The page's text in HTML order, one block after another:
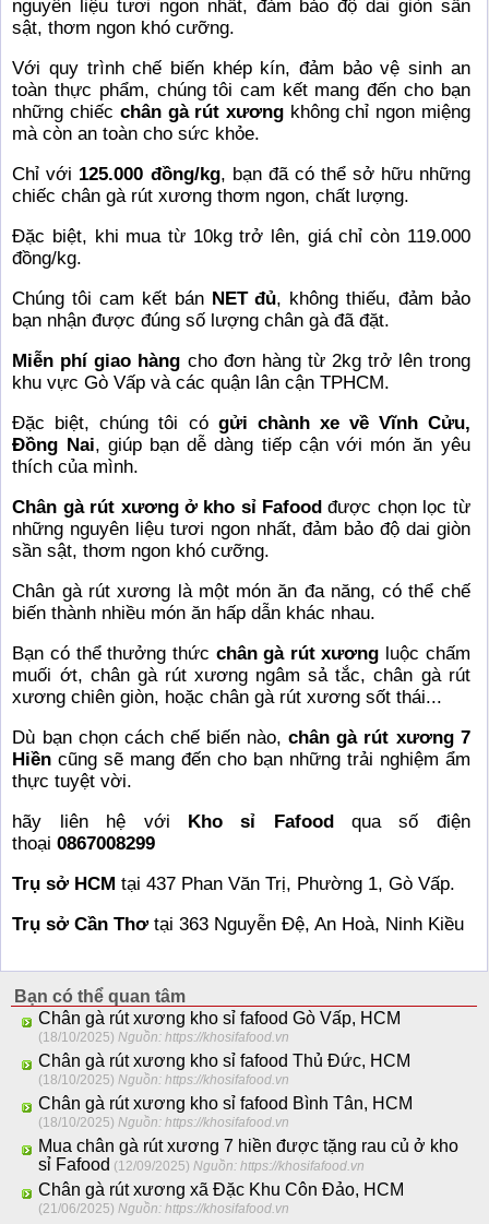
nguyên liệu tươi ngon nhất, đảm bảo độ dai giòn sần
sật, thơm ngon khó cưỡng.
Với quy trình chế biến khép kín, đảm bảo vệ sinh an
toàn thực phẩm, chúng tôi cam kết mang đến cho bạn
những chiếc chân gà rút xương không chỉ ngon miệng
mà còn an toàn cho sức khỏe.
Chỉ với 125.000 đồng/kg, bạn đã có thể sở hữu những
chiếc chân gà rút xương thơm ngon, chất lượng.
Đặc biệt, khi mua từ 10kg trở lên, giá chỉ còn 119.000
đồng/kg.
Chúng tôi cam kết bán NET đủ, không thiếu, đảm bảo
bạn nhận được đúng số lượng chân gà đã đặt.
Miễn phí giao hàng cho đơn hàng từ 2kg trở lên trong
khu vực Gò Vấp và các quận lân cận TPHCM.
Đặc biệt, chúng tôi có gửi chành xe về Vĩnh Cửu,
Đồng Nai, giúp bạn dễ dàng tiếp cận với món ăn yêu
thích của mình.
Chân gà rút xương ở kho sỉ Fafood được chọn lọc từ
những nguyên liệu tươi ngon nhất, đảm bảo độ dai giòn
sần sật, thơm ngon khó cưỡng.
Chân gà rút xương là một món ăn đa năng, có thể chế
biến thành nhiều món ăn hấp dẫn khác nhau.
Bạn có thể thưởng thức chân gà rút xương luộc chấm
muối ớt, chân gà rút xương ngâm sả tắc, chân gà rút
xương chiên giòn, hoặc chân gà rút xương sốt thái...
Dù bạn chọn cách chế biến nào,chân gà rút xương 7
Hiền cũng sẽ mang đến cho bạn những trải nghiệm ẩm
thực tuyệt vời.
hãy liên hệ với Kho sỉ Fafoodqua số điện
thoại0867008299
Trụ sở HCM tại 437 Phan Văn Trị, Phường 1, Gò Vấp.
Trụ sở Cần Thơtại 363 Nguyễn Đệ, An Hoà, Ninh Kiều
Bạn có thể quan tâm
Chân gà rút xương kho sỉ fafood Gò Vấp, HCM
(18/10/2025)Nguồn: https://khosifafood.vn
Chân gà rút xương kho sỉ fafood Thủ Đức, HCM
(18/10/2025)Nguồn: https://khosifafood.vn
Chân gà rút xương kho sỉ fafood Bình Tân, HCM
(18/10/2025)Nguồn: https://khosifafood.vn
Mua chân gà rút xương 7 hiền được tặng rau củ ở kho
sỉ Fafood (12/09/2025)Nguồn: https://khosifafood.vn
Chân gà rút xương xã Đặc Khu Côn Đảo, HCM
(21/06/2025)Nguồn: https://khosifafood.vn